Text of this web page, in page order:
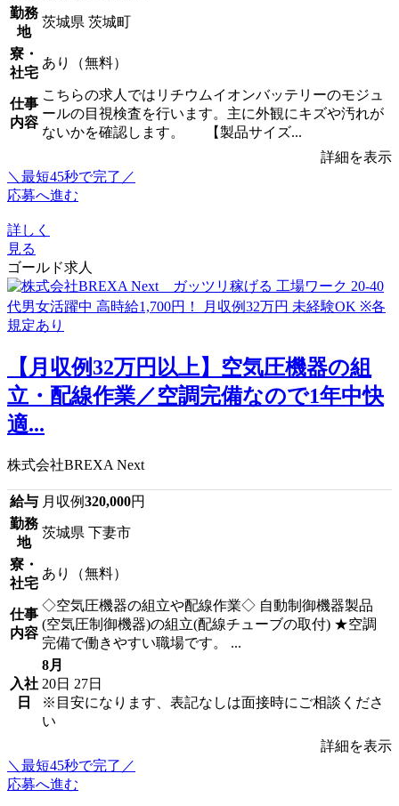
勤務
地
茨城県 茨城町
寮・
社宅
あり（無料）
仕事
内容
こちらの求人ではリチウムイオンバッテリーのモジュ
ールの目視検査を行います。主に外観にキズや汚れが
ないかを確認します。 【製品サイズ...
詳細を表示
＼最短45秒で完了／
応募へ進む
詳しく
見る
ゴールド求人
【月収例32万円以上】空気圧機器の組
立・配線作業／空調完備なので1年中快
適...
株式会社BREXA Next
給与 月収例320,000円
勤務
地
茨城県 下妻市
寮・
社宅
あり（無料）
仕事
内容
◇空気圧機器の組立や配線作業◇ 自動制御機器製品
(空気圧制御機器)の組立(配線チューブの取付) ★空調
完備で働きやすい職場です。 ...
入社
日
8月
20日 27日
※目安になります、表記なしは面接時にご相談くださ
い
詳細を表示
＼最短45秒で完了／
応募へ進む